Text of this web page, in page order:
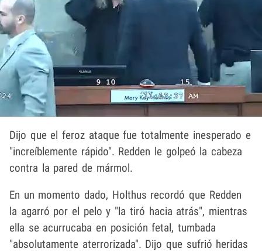
Dijo que el feroz ataque fue totalmente inesperado e
"increíblemente rápido". Redden le golpeó la cabeza
contra la pared de mármol.
En un momento dado, Holthus recordó que Redden
la agarró por el pelo y "la tiró hacia atrás", mientras
ella se acurrucaba en posición fetal, tumbada
"absolutamente aterrorizada". Dijo que sufrió heridas